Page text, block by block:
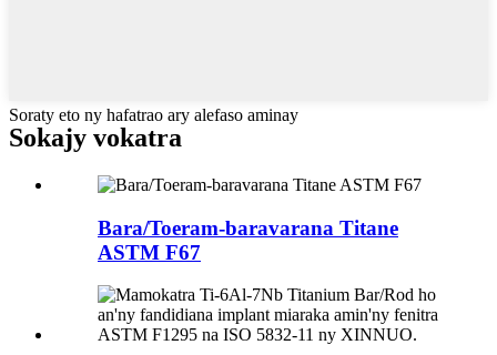
Soraty eto ny hafatrao ary alefaso aminay
Sokajy vokatra
Bara/Toeram-baravarana Titane
ASTM F67